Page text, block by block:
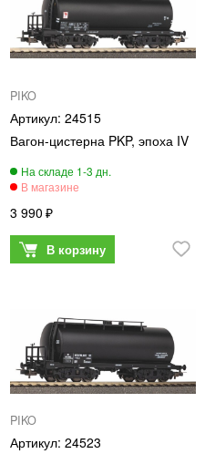
PIKO
24515
Вагон-цистерна PKP, эпоха IV
3 990
PIKO
24523